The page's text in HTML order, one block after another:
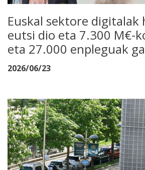
Euskal sektore digitalak
eutsi dio eta 7.300 M€-
eta 27.000 enpleguak
2026/06/23